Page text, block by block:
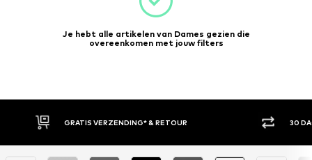
Je hebt alle artikelen van Dames gezien die
overeenkomen met jouw filters
GRATIS VERZENDING* & RETOUR 30